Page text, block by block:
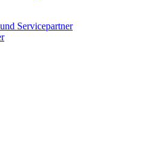
Servicepartner